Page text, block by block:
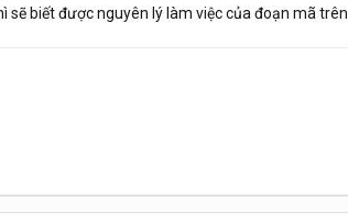
sẽ biết được nguyên lý làm việc của đoạn mã trên.